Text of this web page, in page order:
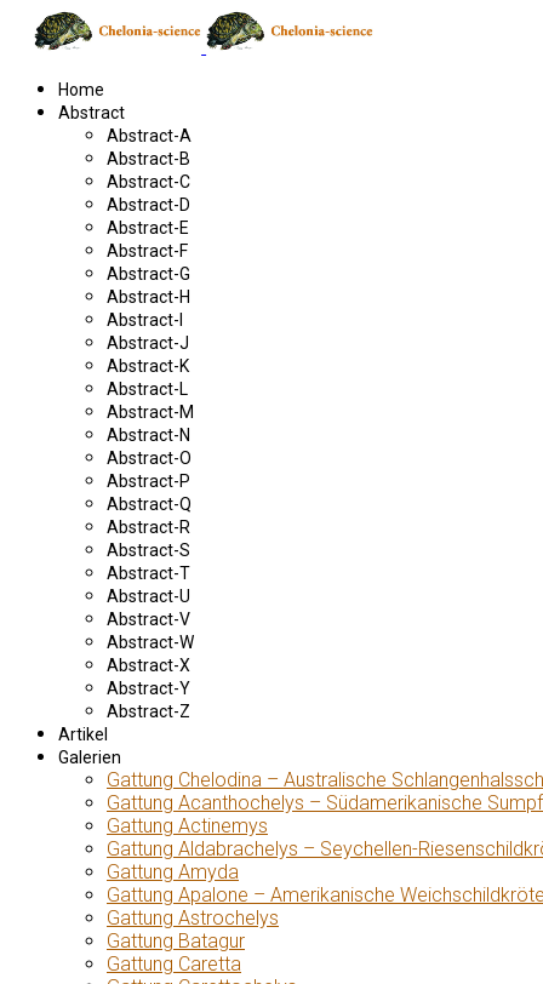
Home
Abstract
Abstract-A
Abstract-B
Abstract-C
Abstract-D
Abstract-E
Abstract-F
Abstract-G
Abstract-H
Abstract-I
Abstract-J
Abstract-K
Abstract-L
Abstract-M
Abstract-N
Abstract-O
Abstract-P
Abstract-Q
Abstract-R
Abstract-S
Abstract-T
Abstract-U
Abstract-V
Abstract-W
Abstract-X
Abstract-Y
Abstract-Z
Artikel
Galerien
Gattung Chelodina – Australische
Gattung Acanthochelys – Südamerikanische
Gattung Actinemys
Gattung Aldabrachelys – Seychellen-
Gattung Amyda
Gattung Apalone – Amerikanische
Gattung Astrochelys
Gattung Batagur
Gattung Caretta